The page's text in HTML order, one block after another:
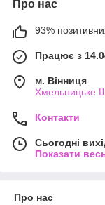
Про нас
93%
Працює з
м. Вінниця
Хмельницьке
Контакти
Сьогодні
Показати
Про нас